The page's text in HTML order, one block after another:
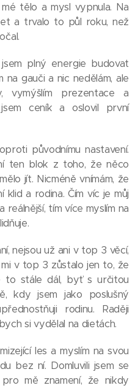
tělo a mysl vypnula. Na
a trvalo to půl roku, než
plný energie budovat
gauči a nic nedělám, ale
vymýšlím prezentace a
ceník a oslovil první
původnímu nastavení.
ten blok z toho, že něco
jít. Nicméně vnímám, že
klid a rodina. Čím víc je můj
tím více myslím na
nejsou už ani v top 3 věcí,
v top 3 zůstalo jen to, že
to stále dál, byť s určitou
kdy jsem jako poslušný
rodinu. Raději
si vydělal na dietách.
les a myslím na svou
bez ní. Domluvili jsem se
mě znamení, že nikdy